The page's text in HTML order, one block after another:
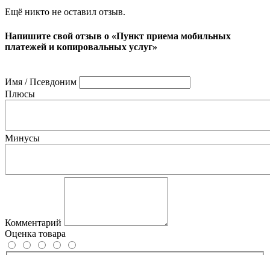
Ещё никто не оставил отзыв.
Напишите свой отзыв о «Пункт приема мобильных
платежей и копировальных услуг»
Имя / Псевдоним
Плюсы
Минусы
Комментарий
Оценка товара